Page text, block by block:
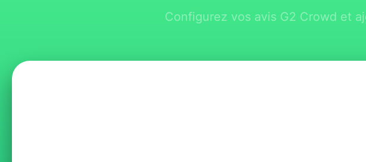
Configurez vos avis G2 Crowd et